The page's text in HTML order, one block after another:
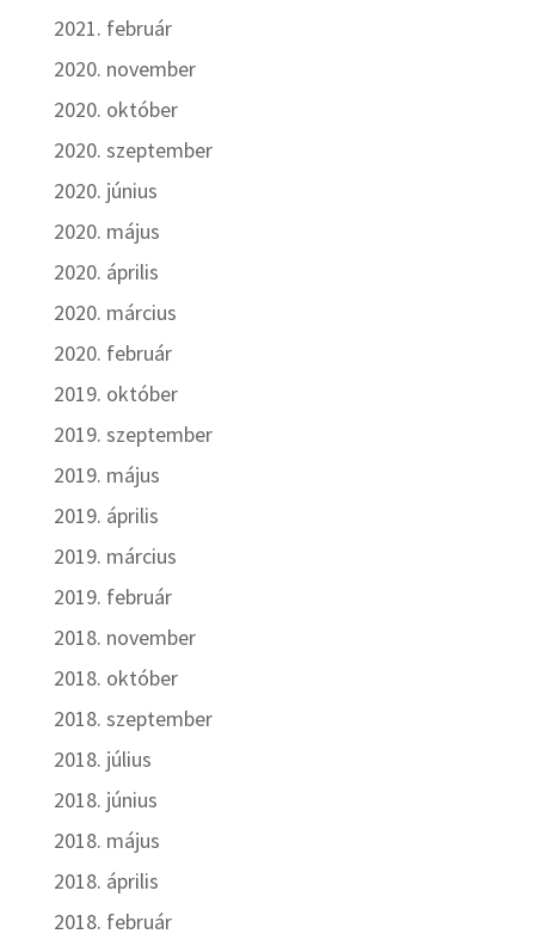
2021. február
2020. november
2020. október
2020. szeptember
2020. június
2020. május
2020. április
2020. március
2020. február
2019. október
2019. szeptember
2019. május
2019. április
2019. március
2019. február
2018. november
2018. október
2018. szeptember
2018. július
2018. június
2018. május
2018. április
2018. február